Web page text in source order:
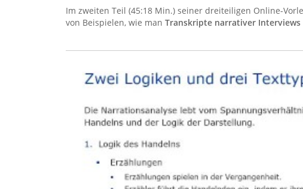
Im zweiten Teil (45:18 Min.) seiner dreiteiligen Online-
von Beispielen, wie man Transkripte narrativer